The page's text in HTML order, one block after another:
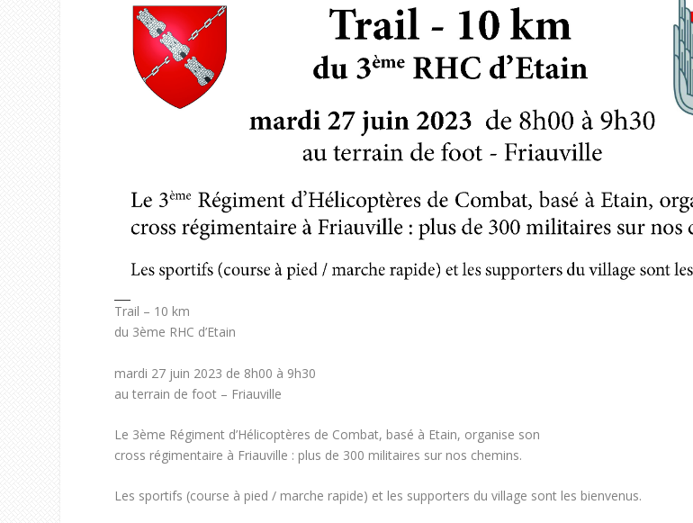
Trail – 10 km
du 3ème RHC d’Etain
mardi 27 juin 2023 de 8h00 à 9h30
au terrain de foot – Friauville
Le 3ème Régiment d’Hélicoptères de Combat, basé à Etain, organise son
cross régimentaire à Friauville : plus de 300 militaires sur nos chemins.
Les sportifs (course à pied / marche rapide) et les supporters du village sont les bienvenus.